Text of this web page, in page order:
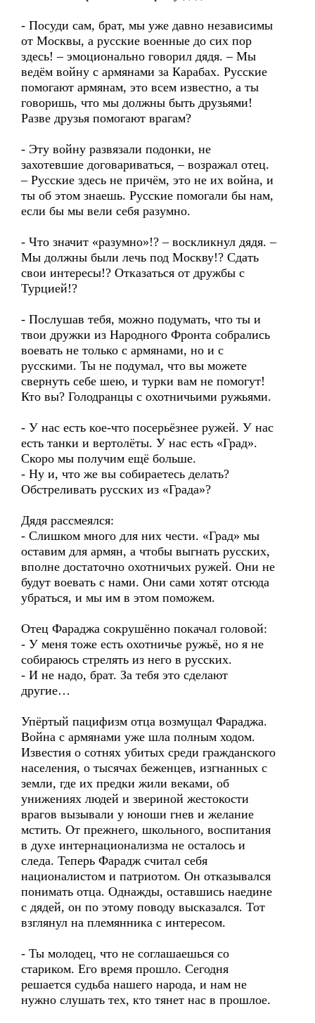
- Посуди сам, брат, мы уже давно независимы
от Москвы, а русские военные до сих пор
здесь! – эмоционально говорил дядя. – Мы
ведём войну с армянами за Карабах. Русские
помогают армянам, это всем известно, а ты
говоришь, что мы должны быть друзьями!
Разве друзья помогают врагам?
- Эту войну развязали подонки, не
захотевшие договариваться, – возражал отец.
– Русские здесь не причём, это не их война, и
ты об этом знаешь. Русские помогали бы нам,
если бы мы вели себя разумно.
- Что значит «разумно»!? – воскликнул дядя. –
Мы должны были лечь под Москву!? Сдать
свои интересы!? Отказаться от дружбы с
Турцией!?
- Послушав тебя, можно подумать, что ты и
твои дружки из Народного Фронта собрались
воевать не только с армянами, но и с
русскими. Ты не подумал, что вы можете
свернуть себе шею, и турки вам не помогут!
Кто вы? Голодранцы с охотничьими ружьями.
- У нас есть кое-что посерьёзнее ружей. У нас
есть танки и вертолёты. У нас есть «Град».
Скоро мы получим ещё больше.
- Ну и, что же вы собираетесь делать?
Обстреливать русских из «Града»?
Дядя рассмеялся:
- Слишком много для них чести. «Град» мы
оставим для армян, а чтобы выгнать русских,
вполне достаточно охотничьих ружей. Они не
будут воевать с нами. Они сами хотят отсюда
убраться, и мы им в этом поможем.
Отец Фараджа сокрушённо покачал головой:
- У меня тоже есть охотничье ружьё, но я не
собираюсь стрелять из него в русских.
- И не надо, брат. За тебя это сделают
другие…
Упёртый пацифизм отца возмущал Фараджа.
Война с армянами уже шла полным ходом.
Известия о сотнях убитых среди гражданского
населения, о тысячах беженцев, изгнанных с
земли, где их предки жили веками, об
унижениях людей и звериной жестокости
врагов вызывали у юноши гнев и желание
мстить. От прежнего, школьного, воспитания
в духе интернационализма не осталось и
следа. Теперь Фарадж считал себя
националистом и патриотом. Он отказывался
понимать отца. Однажды, оставшись наедине
с дядей, он по этому поводу высказался. Тот
взглянул на племянника с интересом.
- Ты молодец, что не соглашаешься со
стариком. Его время прошло. Сегодня
решается судьба нашего народа, и нам не
нужно слушать тех, кто тянет нас в прошлое.